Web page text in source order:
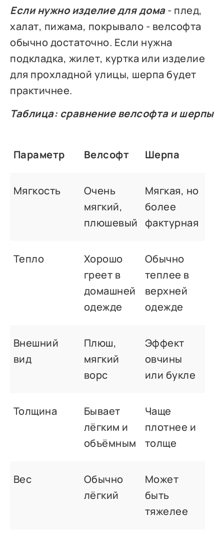
Если нужно изделие для дома- плед,
халат, пижама, покрывало - велсофта
обычно достаточно. Если нужна
подкладка, жилет, куртка или изделие
для прохладной улицы, шерпа будет
практичнее.
Таблица: сравнение велсофта и шерпы
Параметр Велсофт Шерпа
Мягкость
Очень
мягкий,
плюшевый
Мягкая, но
более
фактурная
Тепло
Хорошо
греет в
домашней
одежде
Обычно
теплее в
верхней
одежде
Внешний
вид
Плюш,
мягкий
ворс
Эффект
овчины
или букле
Толщина
Бывает
лёгким и
объёмным
Чаще
плотнее и
толще
Вес
Обычно
лёгкий
Может
быть
тяжелее